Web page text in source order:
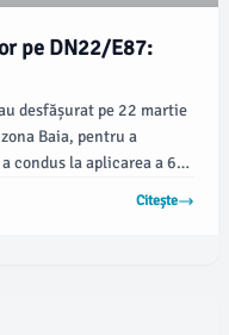
pe DN22/E87:
desfășurat pe 22 martie
Baia, pentru a
condus la aplicarea a 68
aproximativ 91.200 de
de Poliție
Citește